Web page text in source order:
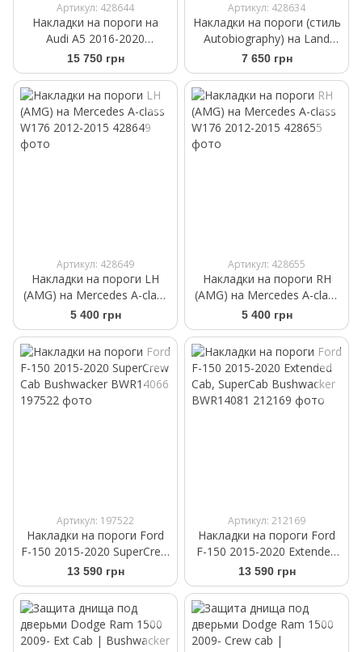
Артикул: 428644
Накладки на пороги на
Audi A5 2016-2020
Sportback в стиле RS5
15 750 грн
Артикул: 428634
Накладки на пороги (стиль
Autobiography) на Land
Rover Range Rover 2010-
2013
7 650 грн
Артикул: 428649
Накладки на пороги LH
(AMG) на Mercedes A-class
W176 2012-2015
5 400 грн
Артикул: 428655
Накладки на пороги RH
(AMG) на Mercedes A-class
W176 2012-2015
5 400 грн
Артикул: 197522
Накладки на пороги Ford
F-150 2015-2020 SuperCrew
Cab Bushwacker BWR14066
13 590 грн
Артикул: 212169
Накладки на пороги Ford
F-150 2015-2020 Extended
Cab, SuperCab Bushwacker
BWR14081
13 590 грн